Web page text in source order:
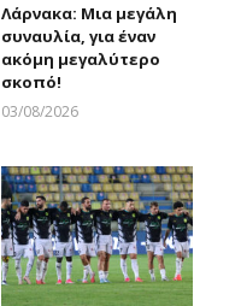
Λάρνακα: Μια μεγάλη
συναυλία, για έναν
ακόμη μεγαλύτερο
σκοπό!
03/08/2026